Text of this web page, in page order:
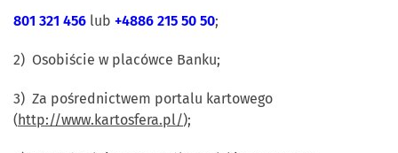
801 321 456 lub +4886 215 50 50;
2) Osobiście w placówce Banku;
3) Za pośrednictwem portalu kartowego
( http://www.kartosfera.pl/);